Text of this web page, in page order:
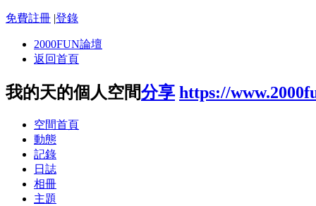
免費註冊 |登錄
2000FUN論壇
返回首頁
我的天的個人空間分享 https://
空間首頁
動態
記錄
日誌
相冊
主題